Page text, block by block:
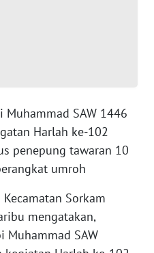
Muhammad SAW 1446
Harlah ke-102
penepung tawaran 10
umroh
Kecamatan Sorkam
mengatakan,
Muhammad SAW